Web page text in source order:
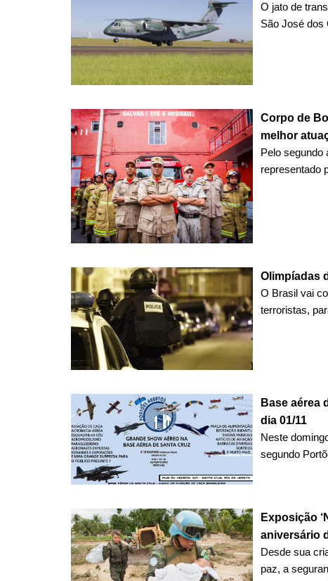
O jato de
São José dos
Corpo de
melhor
Pelo segundo
representado
Olimpíadas
O Brasil vai
terroristas,
Base aérea
dia 01/11
Neste
segundo
Exposição
aniversário
Desde sua
paz, a